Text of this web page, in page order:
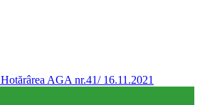
Hotărârea AGA nr.41/ 16.11.2021